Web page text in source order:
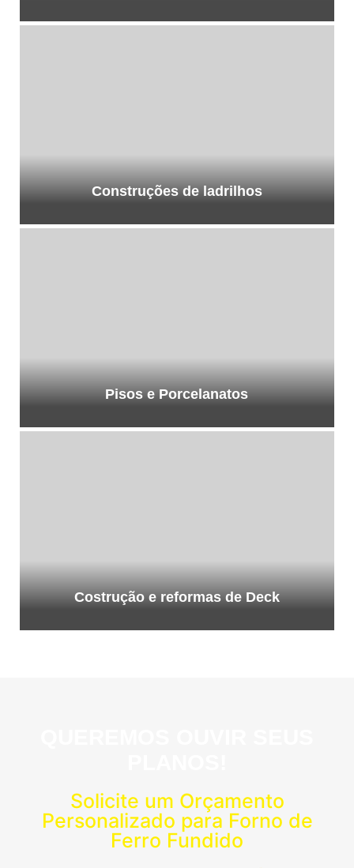
Construções de ladrilhos
Pisos e Porcelanatos
Costrução e reformas de Deck
Solicite um Orçamento
Personalizado para Forno de
Ferro Fundido